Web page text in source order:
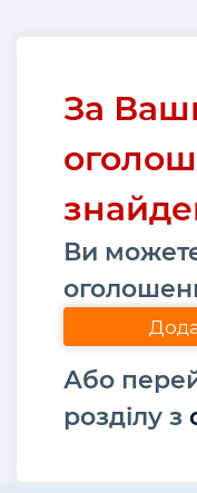
За
Ви
Або
розділу з